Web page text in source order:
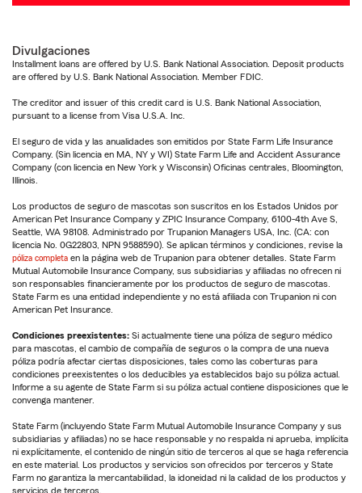
Divulgaciones
Installment loans are offered by U.S. Bank National Association. Deposit products
are offered by U.S. Bank National Association. Member FDIC.
The creditor and issuer of this credit card is U.S. Bank National Association,
pursuant to a license from Visa U.S.A. Inc.
El seguro de vida y las anualidades son emitidos por State Farm Life Insurance
Company. (Sin licencia en MA, NY y WI) State Farm Life and Accident Assurance
Company (con licencia en New York y Wisconsin) Oficinas centrales, Bloomington,
Illinois.
Los productos de seguro de mascotas son suscritos en los Estados Unidos por
American Pet Insurance Company y ZPIC Insurance Company, 6100-4th Ave S,
Seattle, WA 98108. Administrado por Trupanion Managers USA, Inc. (CA: con
licencia No. 0G22803, NPN 9588590). Se aplican términos y condiciones, revise la
póliza completa en la página web de Trupanion para obtener detalles. State Farm
Mutual Automobile Insurance Company, sus subsidiarias y afiliadas no ofrecen ni
son responsables financieramente por los productos de seguro de mascotas.
State Farm es una entidad independiente y no está afiliada con Trupanion ni con
American Pet Insurance.
Condiciones preexistentes: Si actualmente tiene una póliza de seguro médico
para mascotas, el cambio de compañía de seguros o la compra de una nueva
póliza podría afectar ciertas disposiciones, tales como las coberturas para
condiciones preexistentes o los deducibles ya establecidos bajo su póliza actual.
Informe a su agente de State Farm si su póliza actual contiene disposiciones que le
convenga mantener.
State Farm (incluyendo State Farm Mutual Automobile Insurance Company y sus
subsidiarias y afiliadas) no se hace responsable y no respalda ni aprueba, implícita
ni explícitamente, el contenido de ningún sitio de terceros al que se haga referencia
en este material. Los productos y servicios son ofrecidos por terceros y State
Farm no garantiza la mercantabilidad, la idoneidad ni la calidad de los productos y
servicios de terceros.